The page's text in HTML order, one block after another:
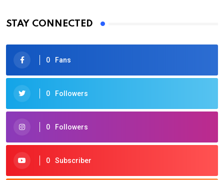
STAY CONNECTED
0 Fans
0 Followers
0 Followers
0 Subscriber